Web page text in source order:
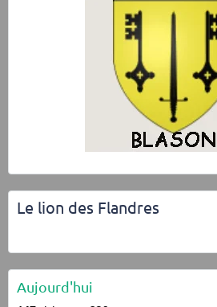
Le lion des Flandres
Aujourd'hui